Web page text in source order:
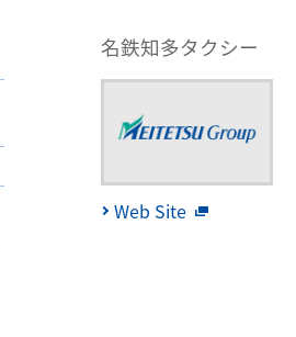
名鉄知多タクシー
Web Site